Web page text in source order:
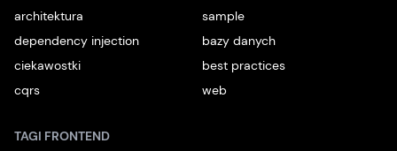
architektura
sample
dependency injection
bazy danych
ciekawostki
best practices
cqrs
web
TAGI FRONTEND